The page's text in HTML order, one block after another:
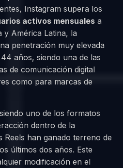
Instagram supera los
activos mensuales a
y América Latina, la
penetración muy elevada
años, siendo una de las
de comunicación digital
como para marcas de
uno de los formatos
dentro de la
Reels han ganado terreno de
últimos dos años. Este
modificación en el